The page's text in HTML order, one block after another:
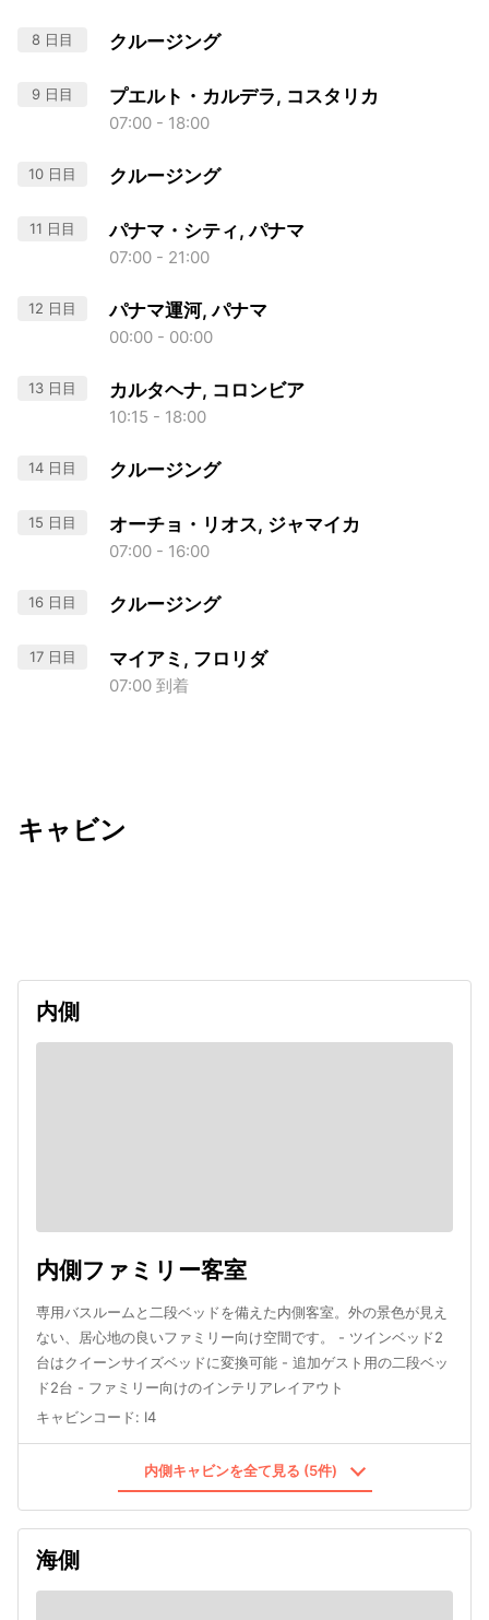
8 日目 クルージング
9 日目 プエルト・カルデラ, コスタリカ
07:00 - 18:00
10 日目 クルージング
11 日目 パナマ・シティ, パナマ
07:00 - 21:00
12 日目 パナマ運河, パナマ
00:00 - 00:00
13 日目 カルタヘナ, コロンビア
10:15 - 18:00
14 日目 クルージング
15 日目 オーチョ・リオス, ジャマイカ
07:00 - 16:00
16 日目 クルージング
17 日目 マイアミ, フロリダ
07:00 到着
キャビン
内側
内側ファミリー客室
専用バスルームと二段ベッドを備えた内側客室。外の景色が見え
ない、居心地の良いファミリー向け空間です。 - ツインベッド2
台はクイーンサイズベッドに変換可能 - 追加ゲスト用の二段ベッ
ド2台 - ファミリー向けのインテリアレイアウト
キャビンコード: I4
内側キャビンを全て見る (5件)
海側